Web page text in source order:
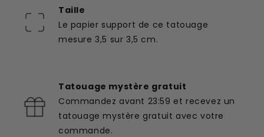
Taille
Le papier support de ce tatouage
mesure 3,5 sur 3,5 cm.
Tatouage mystère gratuit
Commandez avant 23:59 et recevez un
tatouage mystère gratuit avec votre
commande.